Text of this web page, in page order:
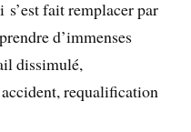
fait remplacer par
d’immenses
dissimulé,
requalification